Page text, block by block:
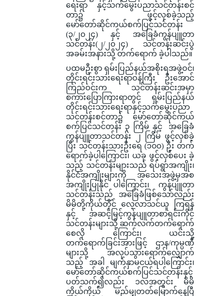
ရေးရာ နှင့်သက်မွေးပညာသင်တန်းစင်
တာ၌ ဖွင့်လှစ်ခဲ့သည့်
မော်တော်ဆိုင်ကယ်စက်ပြင်သင်တန်း
(၃/၂၀၂၄) နှင့် အခြေခံကွန်ပျူတာ
သင်တန်း(၂/၂၀၂၄) သင်တန်းဆင်းပွဲ
အခမ်းအနားသို့ တက်ရောက် ခဲ့ပါသည်။
ပထမဦးစွာ ရှမ်းပြည်နယ်အစိုးရအဖွဲ့ဝင်၊
တိုင်းရင်းသားရေးရာဝန်ကြီး ဦးအောင်
ကြည်ဝင်းက သင်တန်းဆင်းအမှာ
စကားပြောကြားရာတွင် ရှမ်းပြည်နယ်
တိုင်းရင်းသားရေးရာနှင့်သက်မွေးပညာ
သင်တန်းစင်တာ၌ မော်တော်ဆိုင်ကယ်
စက်ပြင်သင်တန်း ၃ ကြိမ် နှင့် အခြေခံ
ကွန်ပျူတာသင်တန်း ၂ ကြိမ် ဖွင့်လှစ်ခဲ့
ပြီး သင်တန်းသားဦးရေ (၁၀၀) ဦး တက်
ရောက်ခဲ့ပါကြောင်း၊ ယခု ဖွင့်လှစ်ပေး ခဲ့
သည့် သင်တန်းများသည် ရပ်ရွာအကျိုး၊
နိုင်ငံအကျိုးများကို အသေးအဖွဲ့မှအစ
အကျိုးပြုနိုင် ပါကြောင်း၊ ကွန်ပျူတာ
သင်တန်းသည် အခြေခံဖြစ်သော်လည်း
မိမိတို့ကိုယ်တိုင် လေ့လာသင်ယူ ကြရန်
နှင့် အဆင့်မြင့်ကွန်ပျူတာစာရင်းကိုင်
သင်တန်းများသို့ ဆက်လက်တက်ရောက်
စေလို ကြောင်း၊ ယင်းသို့
တက်ရောက်ခြင်းအားဖြင့် ဌာန/ကုမ္ပဏီ
များသို့ အလုပ်သွားရောက်လျှောက်
သည့် အခါ မျက်နှာမငယ်ရပါကြောင်း၊
မော်တော်ဆိုင်ကယ်စက်ပြင်သင်တန်းနှင့်
ပတ်သက်၍လည်း ၁လအတွင်း မိမိ
ကိုယ်ကိုယ် မည်မျှတတ်မြောက်နေပြီ